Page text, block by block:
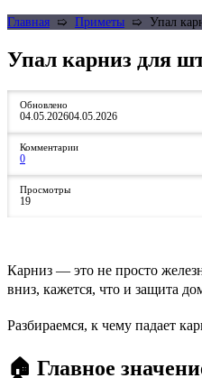
Главная ➯ Приметы ➯ Упал
Упал карниз для
Обновлено
04.05.202604.05.2026
Комментарии
0
Просмотры
19
Карниз — это не просто
вниз, кажется, что и защита
Разбираемся, к чему падает
🏠 Главное